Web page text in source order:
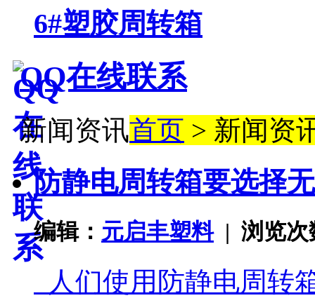
6#塑胶周转箱
QQ在线联系
新闻资讯首页 > 新闻资
防静电周转箱要选择
编辑： 元启丰塑料| 浏览次
人们使用防静电周转